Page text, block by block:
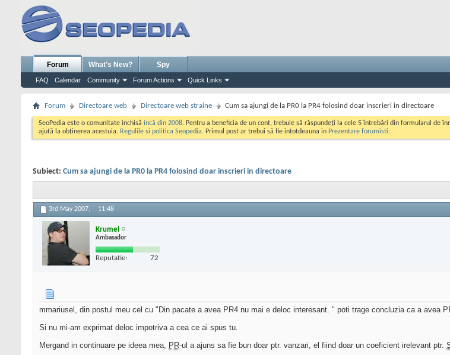
Forum
FAQ Calendar Community Forum Actions Quick Links
What's New? Spy
Forum Directoare web Directoare web straine Cum sa ajungi de la PR0 la PR4 folosind doar inscrieri in directoare
SeoPedia este o comunitate inchisă incă din 2008. Pentru a beneficia de un cont, trebuie să răspundeți la cele 5 întrebări din formularul de
ajută la obținerea acestuia. Regulile si politica Seopedia. Primul post ar trebui să fie intotdeauna in Prezentare forumisti.
Subiect: Cum sa ajungi de la PR0 la PR4 folosind doar inscrieri in directoare
3rd May 2007, 11:48
Krumel
Ambasador
Reputatie: 72
mmariusel, din postul meu cel cu "Din pacate a avea PR4 nu mai e deloc interesant. " poti trage concluzia ca a avea
Si nu mi-am exprimat deloc impotriva a cea ce ai spus tu.
Mergand in continuare pe ideea mea, PR-ul a ajuns sa fie bun doar ptr. vanzari, el fiind doar un coeficient irelevant ptr.